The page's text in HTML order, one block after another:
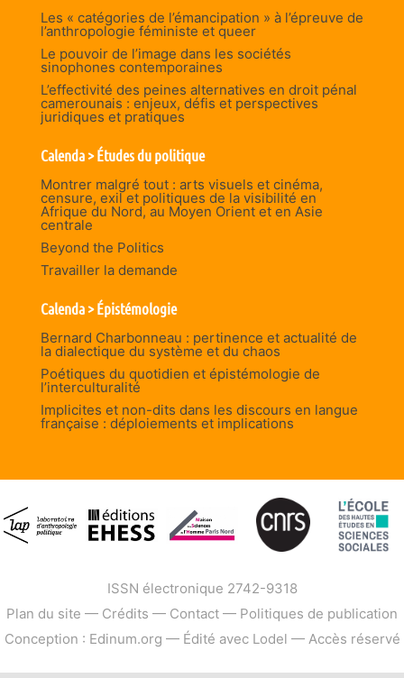
Les « catégories de l’émancipation » à l’épreuve de
l’anthropologie féministe et queer
Le pouvoir de l’image dans les sociétés
sinophones contemporaines
L’effectivité des peines alternatives en droit pénal
camerounais : enjeux, défis et perspectives
juridiques et pratiques
Calenda > Études du politique
Montrer malgré tout : arts visuels et cinéma,
censure, exil et politiques de la visibilité en
Afrique du Nord, au Moyen Orient et en Asie
centrale
Beyond the Politics
Travailler la demande
Calenda > Épistémologie
Bernard Charbonneau : pertinence et actualité de
la dialectique du système et du chaos
Poétiques du quotidien et épistémologie de
l’interculturalité
Implicites et non-dits dans les discours en langue
française : déploiements et implications
ISSN électronique 2742-9318
Plan du site — Crédits — Contact — Politiques de publication
Conception : Edinum.org — Édité avec Lodel — Accès réservé